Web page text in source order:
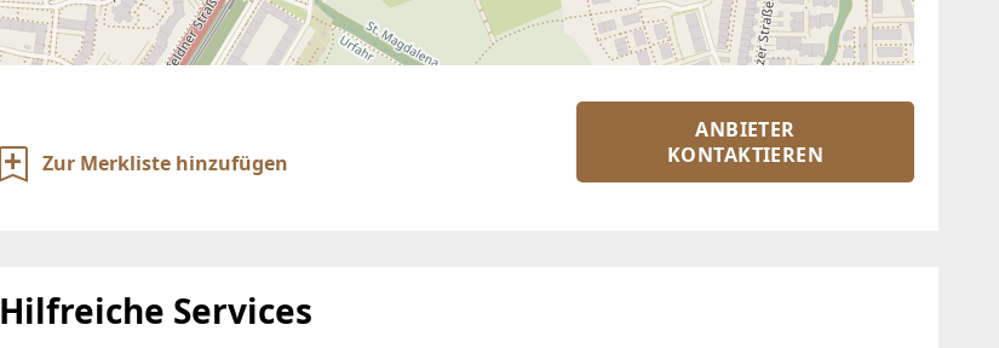
Zur Merkliste hinzufügen
ANBIETER
KONTAKTIEREN
Hilfreiche Services